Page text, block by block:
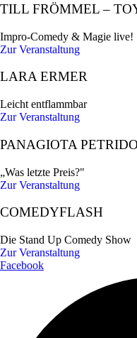
TILL FRÖMMEL –
Impro-Comedy & Magie live!
Zur Veranstaltung
LARA ERMER
Leicht entflammbar
Zur Veranstaltung
PANAGIOTA
„Was letzte Preis?"
Zur Veranstaltung
COMEDYFLASH
Die Stand Up Comedy Show
Zur Veranstaltung
Facebook